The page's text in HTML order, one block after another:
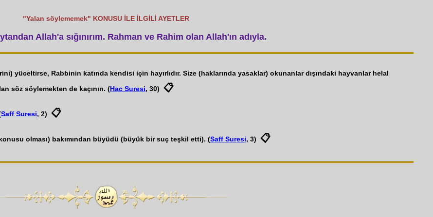
"Yalan söylememek" KONUSU İLE İLGİLİ AYETLER
Allah'a sığınırım. Rahman ve Rahim olan Allah'ın adıyla.
yüceltirse, Rabbinin katında kendisi için hayırlıdır. Size (haklarında yasaklar) okunanlar dışındaki hayvanlar helal
söz söylemekten de kaçının. (Hac Suresi, 30) 📋
Saff Suresi, 2) 📋
olması) bakımından büyüdü (büyük bir suç teşkil etti). (Saff Suresi, 3) 📋